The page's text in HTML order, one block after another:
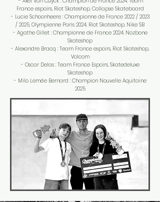
France espoirs, Riot Skateshop, Collapse Skateboard
- Lucie Schoonheere : Championne de France 2022 / 2023
/ 2025, Olympienne Paris 2024, Riot Skateshop, Nike SB
- Agathe Gillet : Championne de France 2024, Nozbone
Skateshop
- Alexandre Bracq : Team France espoirs, Riot Skateshop,
Volcom
- Oscar Delas : Team France Espoirs, Skatedeluxe
Skateshop
- Milo Lemée Bernard : Champion Nouvelle Aquitaine
2025